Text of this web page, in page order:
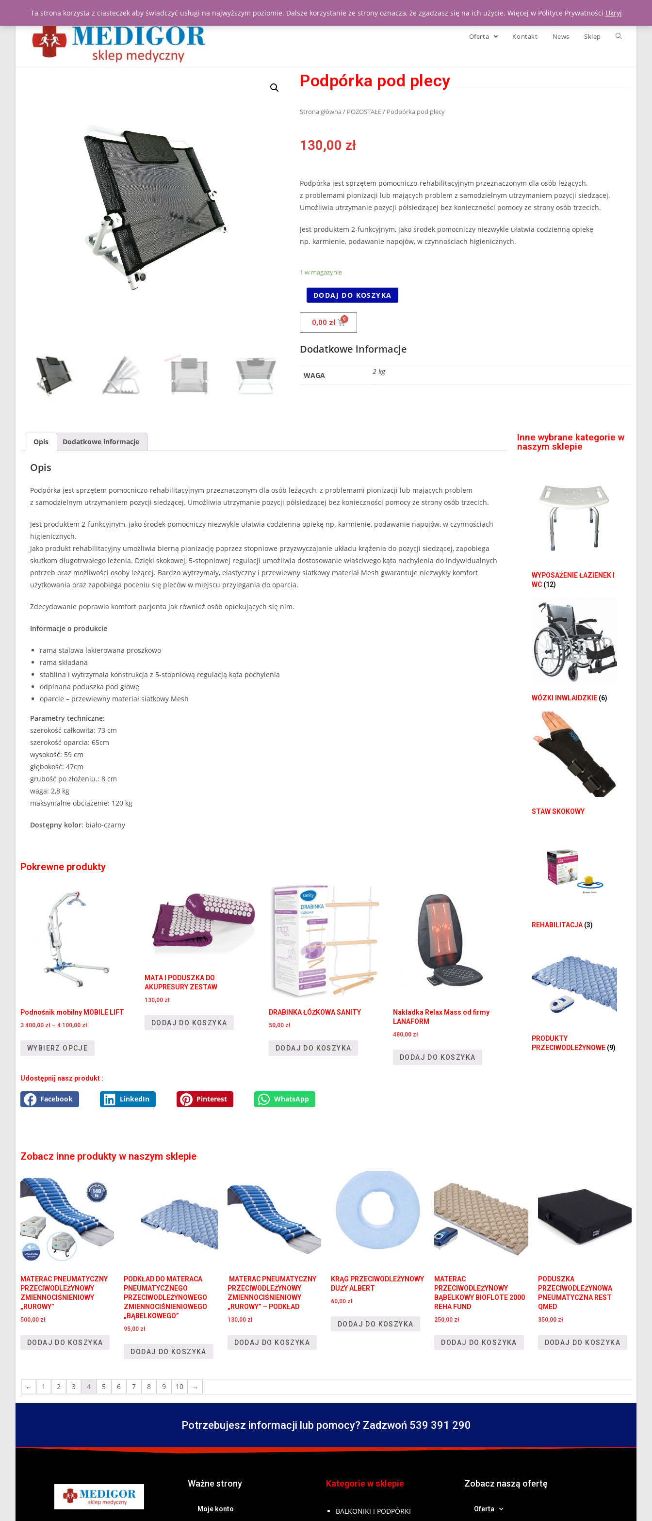
Moje konto Koszyk Zadzwoń 539 391 290
Oferta Kontakt News Sklep
Podpórka pod plecy
Strona główna/ POZOSTAŁE/ Podpórka pod plecy
130,00 zł
Podpórka jest sprzętem pomocniczo-rehabilitacyjnym przeznaczonym dla osób leżących,
z problemami pionizacji lub mających problem z samodzielnym utrzymaniem pozycji siedzącej.
Umożliwia utrzymanie pozycji półsiedzącej bez konieczności pomocy ze strony osób trzecich.
Jest produktem 2-funkcyjnym, jako środek pomocniczy niezwykle ułatwia codzienną opiekę
np. karmienie, podawanie napojów, w czynnościach higienicznych.
1 w magazynie
DODAJ DO KOSZYKA
0,00 zł
Dodatkowe informacje
WAGA 2 kg
Opis Dodatkowe informacje
Opis
Podpórka jest sprzętem pomocniczo-rehabilitacyjnym przeznaczonym dla osób leżących, z problemami pionizacji lub mających problem
z samodzielnym utrzymaniem pozycji siedzącej. Umożliwia utrzymanie pozycji półsiedzącej bez konieczności pomocy ze strony osób trzecich.
Jest produktem 2-funkcyjnym, jako środek pomocniczy niezwykle ułatwia codzienną opiekę np. karmienie, podawanie napojów, w czynnościach
higienicznych.
Jako produkt rehabilitacyjny umożliwia bierną pionizację poprzez stopniowe przyzwyczajanie układu krążenia do pozycji siedzącej, zapobiega
skutkom długotrwałego leżenia. Dzięki skokowej, 5-stopniowej regulacji umożliwia dostosowanie właściwego kąta nachylenia do indywidualnych
potrzeb oraz możliwości osoby leżącej. Bardzo wytrzymały, elastyczny i przewiewny siatkowy materiał Mesh gwarantuje niezwykły komfort
użytkowania oraz zapobiega poceniu się pleców w miejscu przylegania do oparcia.
Zdecydowanie poprawia komfort pacjenta jak również osób opiekujących się nim.
Informacje o produkcie
rama stalowa lakierowana proszkowo
rama składana
stabilna i wytrzymała konstrukcja z 5-stopniową regulacją kąta pochylenia
odpinana poduszka pod głowę
oparcie – przewiewny materiał siatkowy Mesh
Parametry techniczne:
szerokość całkowita: 73 cm
szerokość oparcia: 65cm
wysokość: 59 cm
głębokość: 47cm
grubość po złożeniu.: 8 cm
waga: 2,8 kg
maksymalne obciążenie: 120 kg
Dostępny kolor: biało-czarny
Pokrewne produkty
Podnośnik mobilny MOBILE LIFT
3 400,00 zł – 4 100,00 zł
WYBIERZ OPCJE
MATA I PODUSZKA DO
AKUPRESURY ZESTAW
130,00 zł
DODAJ DO KOSZYKA
DRABINKA ŁÓŻKOWA SANITY
50,00 zł
DODAJ DO KOSZYKA
Nakładka Relax Mass od firmy
LANAFORM
480,00 zł
DODAJ DO KOSZYKA
Udostępnij nasz produkt :
Facebook LinkedIn Pinterest WhatsApp
Inne wybrane kategorie w
naszym sklepie
WYPOSAŻENIE ŁAZIENEK I
WC (12)
WÓZKI INWLAIDZKIE (6)
STAW SKOKOWY
REHABILITACJA (3)
PRODUKTY
PRZECIWODLEŻYNOWE (9)
Zobacz inne produkty w naszym sklepie
MATERAC PNEUMATYCZNY
PRZECIWODLEŻYNOWY
ZMIENNOCIŚNIENIOWY
„RUROWY”
500,00 zł
DODAJ DO KOSZYKA
PODKŁAD DO MATERACA
PNEUMATYCZNEGO
PRZECIWODLEŻYNOWEGO
ZMIENNOCIŚNIENIOWEGO
„BĄBELKOWEGO”
95,00 zł
DODAJ DO KOSZYKA
MATERAC PNEUMATYCZNY
PRZECIWODLEŻYNOWY
ZMIENNOCIŚNIENIOWY
„RUROWY” – PODKŁAD
130,00 zł
DODAJ DO KOSZYKA
KRĄG PRZECIWODLEŻYNOWY
DUŻY ALBERT
60,00 zł
DODAJ DO KOSZYKA
MATERAC
PRZECIWODLEŻYNOWY
BĄBELKOWY BIOFLOTE 2000
REHA FUND
250,00 zł
DODAJ DO KOSZYKA
PODUSZKA
PRZECIWODLEŻYNOWA
PNEUMATYCZNA REST
QMED
350,00 zł
DODAJ DO KOSZYKA
← 1 2 3 4 5 6 7 8 9 10 →
Potrzebujesz informacji lub pomocy? Zadzwoń 539 391 290
Ważne strony
Moje konto
Kategorie w sklepie
BALKONIKI I PODPÓRKI
Zobacz naszą ofertę
Oferta
Ta strona korzysta z ciasteczek aby świadczyć usługi na najwyższym poziomie. Dalsze korzystanie ze strony oznacza, że zgadzasz się na ich użycie. Więcej w Polityce Prywatności Ukryj